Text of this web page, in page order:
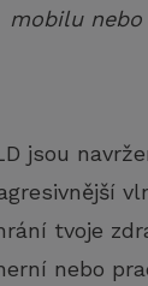
mobilu
jsou
tvoje
nebo